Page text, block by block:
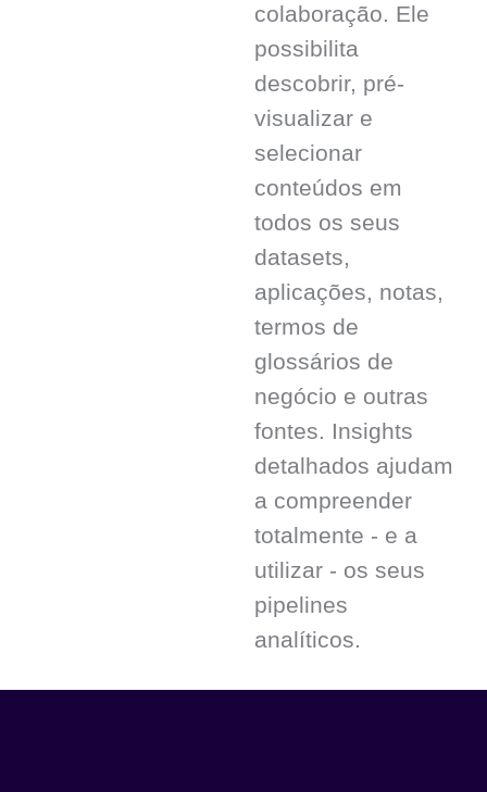
colaboração. Ele
possibilita
descobrir, pré-
visualizar e
selecionar
conteúdos em
todos os seus
datasets,
aplicações, notas,
termos de
glossários de
negócio e outras
fontes. Insights
detalhados ajudam
a compreender
totalmente - e a
utilizar - os seus
pipelines
analíticos.